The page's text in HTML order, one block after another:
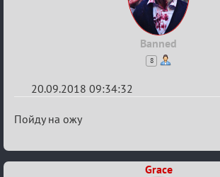
Banned
8
20.09.2018 09:34:32
Re:
X
Пойду на ожу
Grace